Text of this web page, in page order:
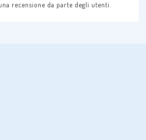
recensione da parte degli utenti.